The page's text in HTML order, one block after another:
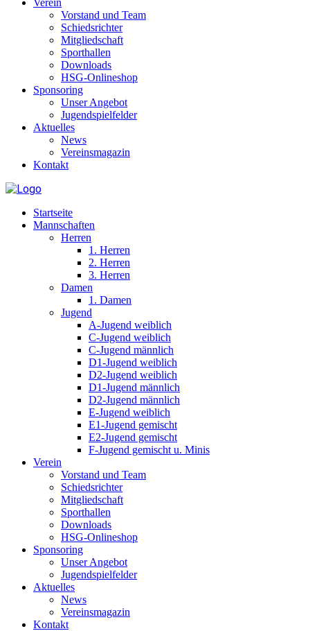
Verein
Vorstand und Team
Schiedsrichter
Mitgliedschaft
Sporthallen
Downloads
HSG-Onlineshop
Sponsoring
Unser Angebot
Jugendspielfelder
Aktuelles
News
Vereinsmagazin
Kontakt
Startseite
Mannschaften
Herren
1. Herren
2. Herren
3. Herren
Damen
1. Damen
Jugend
A-Jugend weiblich
C-Jugend weiblich
C-Jugend männlich
D1-Jugend weiblich
D2-Jugend weiblich
D1-Jugend männlich
D2-Jugend männlich
E-Jugend weiblich
E1-Jugend gemischt
E2-Jugend gemischt
F-Jugend gemischt u. Minis
Verein
Vorstand und Team
Schiedsrichter
Mitgliedschaft
Sporthallen
Downloads
HSG-Onlineshop
Sponsoring
Unser Angebot
Jugendspielfelder
Aktuelles
News
Vereinsmagazin
Kontakt